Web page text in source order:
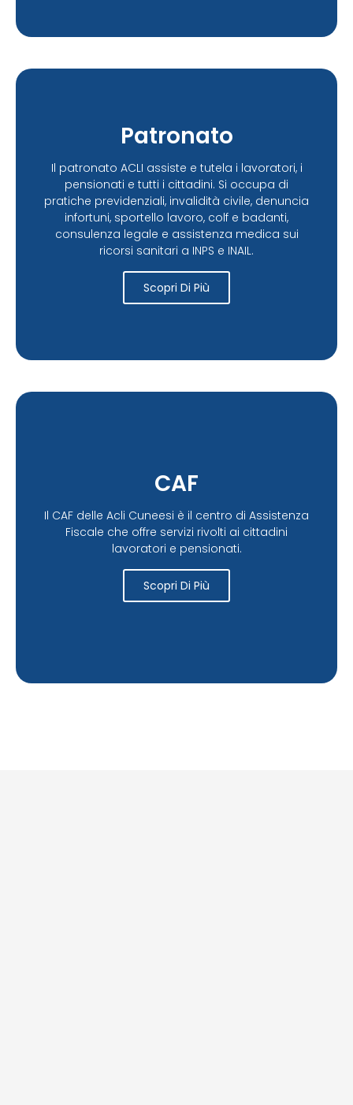
Patronato
Il patronato ACLI assiste e tutela i lavoratori, i
pensionati e tutti i cittadini. Si occupa di
pratiche previdenziali, invalidità civile, denuncia
infortuni, sportello lavoro, colf e badanti,
consulenza legale e assistenza medica sui
ricorsi sanitari a INPS e INAIL.
Scopri Di Più
CAF
Il CAF delle Acli Cuneesi è il centro di Assistenza
Fiscale che offre servizi rivolti ai cittadini
lavoratori e pensionati.
Scopri Di Più